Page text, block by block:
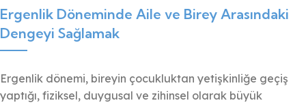
Ergenlik Döneminde Aile ve Birey Arasındaki
Dengeyi Sağlamak
Ergenlik dönemi, bireyin çocukluktan yetişkinliğe geçiş
yaptığı, fiziksel, duygusal ve zihinsel olarak büyük